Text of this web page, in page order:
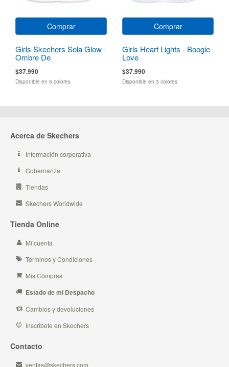
Comprar
Girls Skechers Sola Glow -
Ombre De
$37.990
Disponible en 5 colores
Comprar
Girls Heart Lights - Boogie
Love
$37.990
Disponible en 3 colores
Acerca de Skechers
Información corporativa
Gobernanza
Tiendas
Skechers Worldwide
Tienda Online
Mi cuenta
Términos y Condiciones
Mis Compras
Estado de mi Despacho
Cambios y devoluciones
Inscribete en Skechers
Contacto
ventas@skechers.com